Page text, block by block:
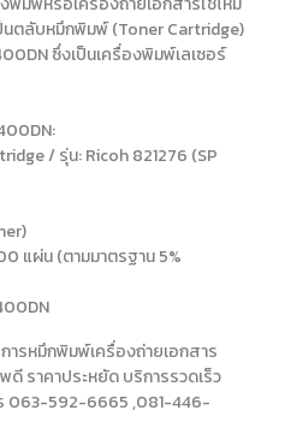
นตลับหมึกพิมพ์ (Toner Cartridge)
ซึ่งเป็นเครื่องพิมพ์เลเซอร์
/ รุ่น: Ricoh 821276 (SP
แผ่น (ตามมาตรฐาน 5%
ารหมึกพิมพ์เครื่องถ่ายเอกสาร
ดี ราคาประหยัด บริการรวดเร็ว
063-592-6665 ,081-446-